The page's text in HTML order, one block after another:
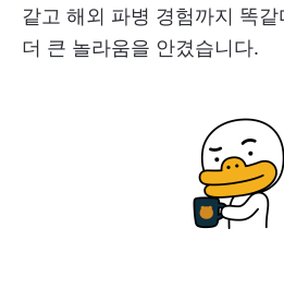
같고 해외 파병 경험까지 똑
더 큰 놀라움을 안겼습니다.